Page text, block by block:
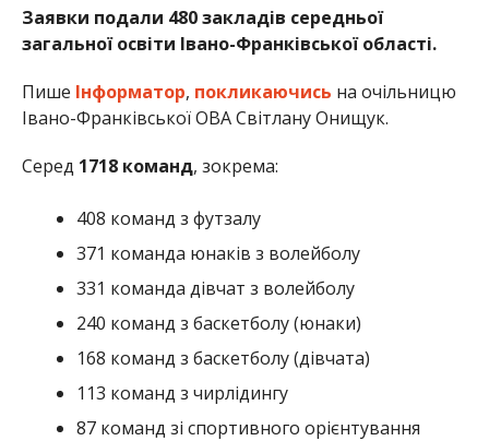
Заявки подали 480 закладів середньої
загальної освіти Івано-Франківської області.
Пише Інформатор, покликаючись на очільницю
Івано-Франківської ОВА Світлану Онищук.
Серед 1718 команд, зокрема:
408 команд з футзалу
371 команда юнаків з волейболу
331 команда дівчат з волейболу
240 команд з баскетболу (юнаки)
168 команд з баскетболу (дівчата)
113 команд з чирлідингу
87 команд зі спортивного орієнтування